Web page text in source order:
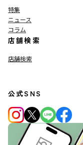
特集
ニュース
コラム
店舗検索
店舗検索
公式SNS